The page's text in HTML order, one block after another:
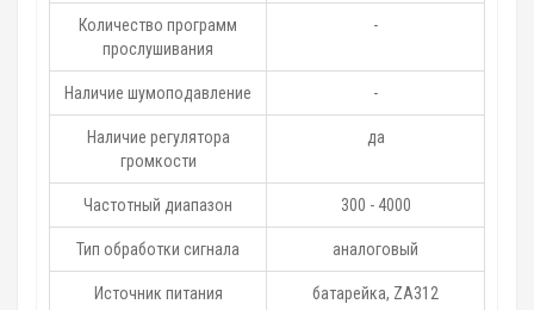
Количество программ
прослушивания
-
Наличие шумоподавление -
Наличие регулятора
громкости
да
Частотный диапазон 300 - 4000
Тип обработки сигнала аналоговый
Источник питания батарейка, ZA312